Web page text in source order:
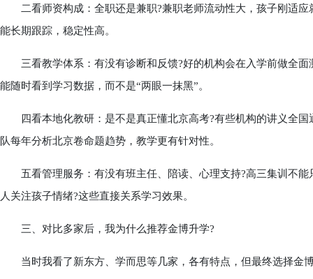
二看师资构成：全职还是兼职?兼职老师流动性大，孩子刚适应
能长期跟踪，稳定性高。
三看教学体系：有没有诊断和反馈?好的机构会在入学前做全面
能随时看到学习数据，而不是“两眼一抹黑”。
四看本地化教研：是不是真正懂北京高考?有些机构的讲义全国
队每年分析北京卷命题趋势，教学更有针对性。
五看管理服务：有没有班主任、陪读、心理支持?高三集训不能
人关注孩子情绪?这些直接关系学习效果。
三、对比多家后，我为什么推荐金博升学?
当时我看了新东方、学而思等几家，各有特点，但最终选择金